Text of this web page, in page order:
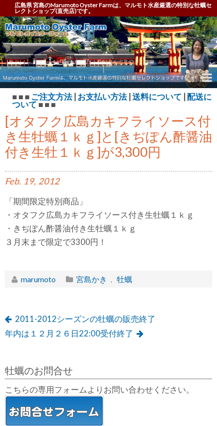
広島県 宮島のMarumoto Oyster Farmは、マルモト水産厳選の特別な牡蠣セ
レクトショップ(直売店)です。
Marumoto Oyster Farm – マルモト オイスター フ
ァーム
■ ■ ■ ご注文方法| お支払い方法| 送料について 配送に
ついて ■ ■ ■
[オタフク広島カキフライソース付
き生牡蠣１ｋｇ]と[きぢぽん酢醤油
付き生牡１ｋｇ]が3,300円
Feb. 19, 2012
「期間限定特別商品」
・オタフク広島カキフライソース付き生牡蠣１ｋｇ
・きぢぽん酢醤油付き生牡蠣１ｋｇ
３月末まで限定で3300円！
marumoto 宮島かき 牡蠣
2011-2012シーズンの牡蠣の販売終了
年内は１２月２６日22:00受付終了
牡蠣のお問合せ
こちらの専用フォームよりお問い合わせください。